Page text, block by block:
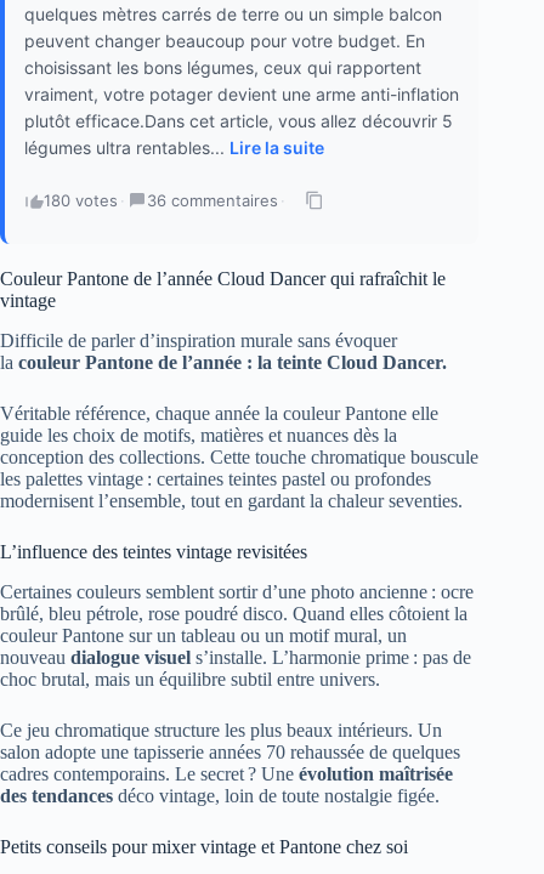
quelques mètres carrés de terre ou un simple balcon
peuvent changer beaucoup pour votre budget. En
choisissant les bons légumes, ceux qui rapportent
vraiment, votre potager devient une arme anti-inflation
plutôt efficace.Dans cet article, vous allez découvrir 5
légumes ultra rentables... Lire la suite
180 votes · 36 commentaires ·
Couleur Pantone de l’année Cloud Dancer qui rafraîchit le
vintage
Difficile de parler d’inspiration murale sans évoquer
la couleur Pantone de l’année : la teinte Cloud Dancer.
Véritable référence, chaque année la couleur Pantone elle
guide les choix de motifs, matières et nuances dès la
conception des collections. Cette touche chromatique bouscule
les palettes vintage : certaines teintes pastel ou profondes
modernisent l’ensemble, tout en gardant la chaleur seventies.
L’influence des teintes vintage revisitées
Certaines couleurs semblent sortir d’une photo ancienne : ocre
brûlé, bleu pétrole, rose poudré disco. Quand elles côtoient la
couleur Pantone sur un tableau ou un motif mural, un
nouveau dialogue visuel s’installe. L’harmonie prime : pas de
choc brutal, mais un équilibre subtil entre univers.
Ce jeu chromatique structure les plus beaux intérieurs. Un
salon adopte une tapisserie années 70 rehaussée de quelques
cadres contemporains. Le secret ? Une évolution maîtrisée
des tendances déco vintage, loin de toute nostalgie figée.
Petits conseils pour mixer vintage et Pantone chez soi